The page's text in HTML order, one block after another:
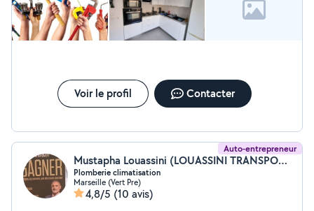
Voir le profil Contacter
Auto-entrepreneur
Mustapha Louassini (LOUASSINI TRANSPORT)
Plomberie climatisation
Marseille (Vert Pre)
4,8/5 (10 avis)